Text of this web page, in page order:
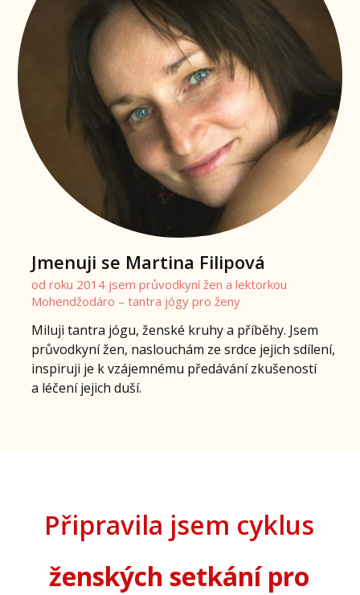
Jmenuji se Martina Filipová
od roku 2014 jsem průvodkyní žen a lektorkou
Mohendžodáro – tantra jógy pro ženy
Miluji tantra jógu, ženské kruhy a příběhy. Jsem
průvodkyní žen, naslouchám ze srdce jejich sdílení,
inspiruji je k vzájemnému předávání zkušeností
a léčení jejich duší.
Připravila jsem cyklus
ženských setkání pro